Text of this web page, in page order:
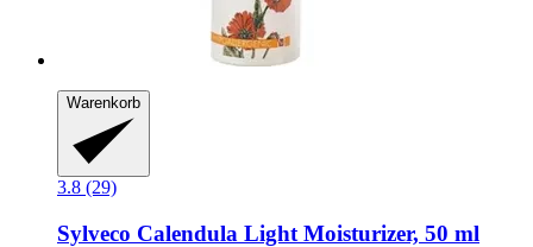
Warenkorb
3.8 (29)
Sylveco Calendula Light Moisturizer, 50 ml